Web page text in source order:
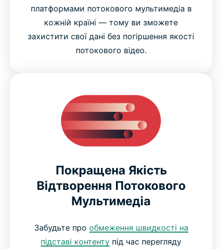
платформами потокового мультимедіа в
кожній країні — тому ви зможете
захистити свої дані без погіршення якості
потокового відео.
Покращена Якість
Відтворення Потокового
Мультимедіа
Забудьте про обмеження швидкості на
підставі контенту під час перегляду